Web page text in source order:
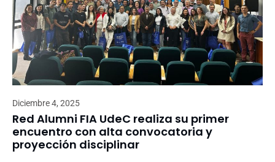
Diciembre 4, 2025
Red Alumni FIA UdeC realiza su primer
encuentro con alta convocatoria y
proyección disciplinar